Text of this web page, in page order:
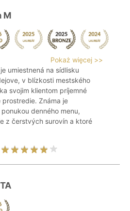
M
Pokaż więcej >>
umiestnená na sídlisku
v blízkosti mestského
svojim klientom príjemné
Známa je
denného menu,
z čerstvých surovín a ktoré